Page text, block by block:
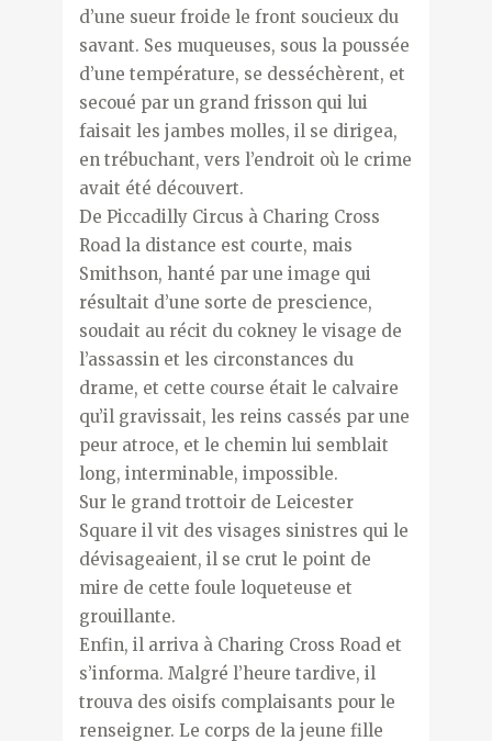
d’une sueur froide le front soucieux du
savant. Ses muqueuses, sous la poussée
d’une température, se desséchèrent, et
secoué par un grand frisson qui lui
faisait les jambes molles, il se dirigea,
en trébuchant, vers l’endroit où le crime
avait été découvert.
De Piccadilly Circus à Charing Cross
Road la distance est courte, mais
Smithson, hanté par une image qui
résultait d’une sorte de prescience,
soudait au récit du cokney le visage de
l’assassin et les circonstances du
drame, et cette course était le calvaire
qu’il gravissait, les reins cassés par une
peur atroce, et le chemin lui semblait
long, interminable, impossible.
Sur le grand trottoir de Leicester
Square il vit des visages sinistres qui le
dévisageaient, il se crut le point de
mire de cette foule loqueteuse et
grouillante.
Enfin, il arriva à Charing Cross Road et
s’informa. Malgré l’heure tardive, il
trouva des oisifs complaisants pour le
renseigner. Le corps de la jeune fille